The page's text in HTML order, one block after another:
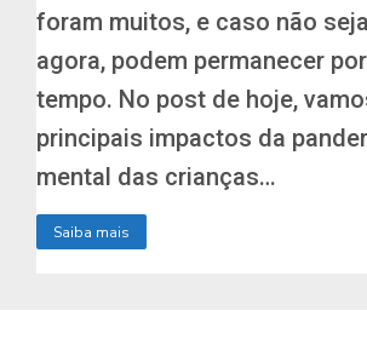
foram muitos, e caso não
agora, podem permanecer
tempo. No post de hoje,
principais impactos da
mental das crianças…
Saiba mais